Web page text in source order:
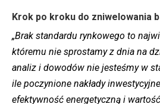
Krok po kroku do zniwelowania
„Brak standardu rynkowego to
któremu nie sprostamy z dnia na
analiz i dowodów nie jesteśmy w
ile poczynione nakłady
efektywność energetyczną i